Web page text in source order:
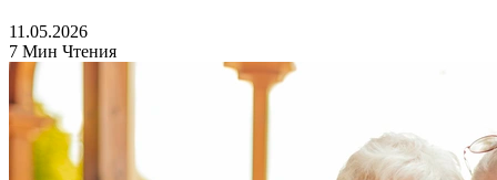
11.05.2026
7 Мин Чтения